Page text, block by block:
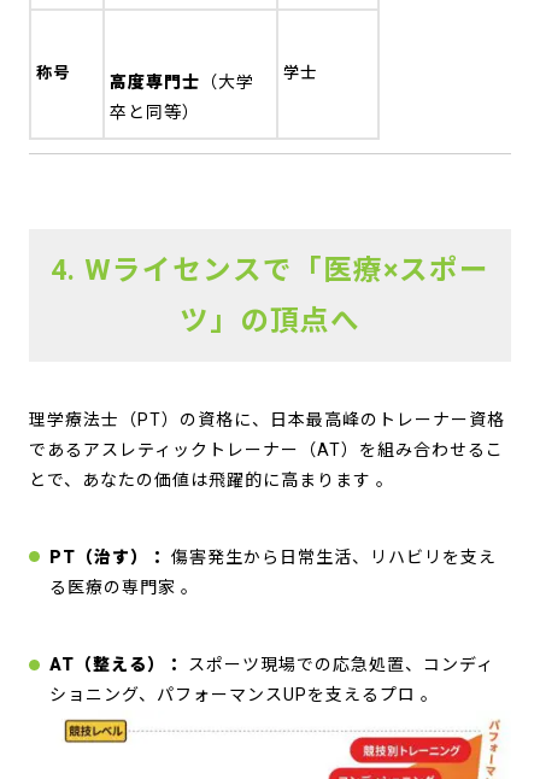
称号 高度専門士 （大学
卒と同等）
学士
4. Wライセンスで「医療×スポー
ツ」の頂点へ
理学療法士（PT）の資格に、日本最高峰のトレーナー資格
であるアスレティックトレーナー（AT）を組み合わせるこ
とで、あなたの価値は飛躍的に高まります 。
PT（治す）：
傷害発生から日常生活、リハビリを支え
る医療の専門家 。
AT（整える）：
スポーツ現場での応急処置、コンディ
ショニング、パフォーマンスUPを支えるプロ 。